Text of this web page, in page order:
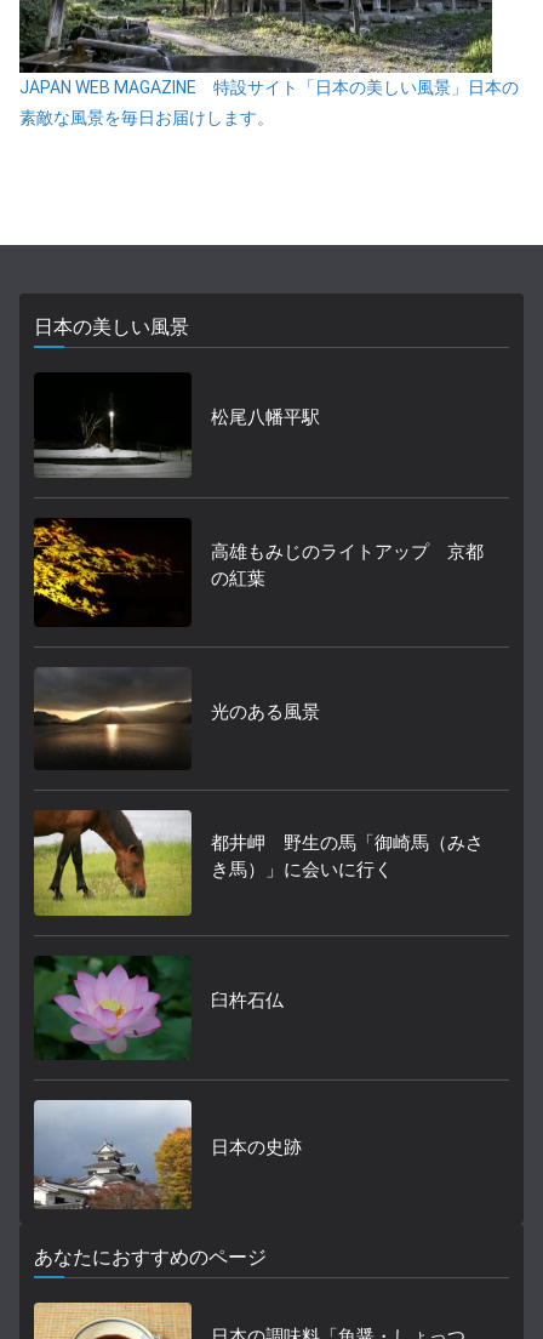
JAPAN WEB MAGAZINE 特設サイト「日本の美しい風景」日本の
素敵な風景を毎日お届けします。
日本の美しい風景
松尾八幡平駅
高雄もみじのライトアップ 京都
の紅葉
光のある風景
都井岬 野生の馬「御崎馬（みさ
き馬）」に会いに行く
臼杵石仏
日本の史跡
あなたにおすすめのページ